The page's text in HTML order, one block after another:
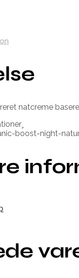
natcreme
boost-night-